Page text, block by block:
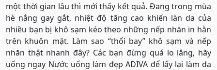
một thời gian lâu thì mới thấy kết quả. Đang trong mùa
hè nắng gay gắt, nhiệt độ tăng cao khiến làn da của
nhiều bạn bị khô sạm kéo theo những nếp nhăn in hằn
trên khuôn mặt. Làm sao “thổi bay” khô sạm và nếp
nhăn thật nhanh đây? Các bạn đừng quá lo lắng, hãy
uống ngay Nước uống làm đẹp ADIVA để lấy lại làm da